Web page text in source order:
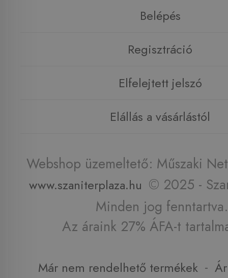
Belépés
Regisztráció
Elfelejtett jelszó
Elállás a vásárlástól
Webshop üzemeltető: Műszaki
www.szaniterplaza.hu © 2025 -
Minden jog fenntartva.
Az áraink 27% ÁFA-t
Már nem rendelhető termékek -